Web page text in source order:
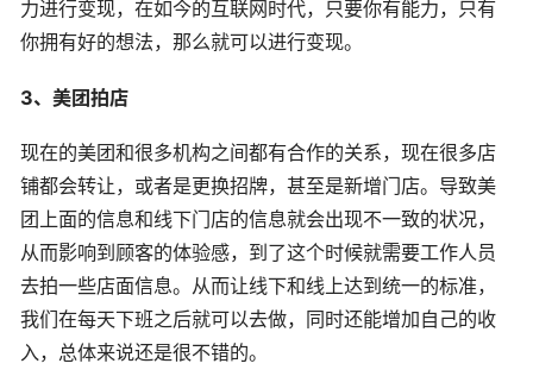
力进行变现，在如今的互联网时代，只要你有能力，只有
你拥有好的想法，那么就可以进行变现。
3、美团拍店
现在的美团和很多机构之间都有合作的关系，现在很多店
铺都会转让，或者是更换招牌，甚至是新增门店。导致美
团上面的信息和线下门店的信息就会出现不一致的状况，
从而影响到顾客的体验感，到了这个时候就需要工作人员
去拍一些店面信息。从而让线下和线上达到统一的标准，
我们在每天下班之后就可以去做，同时还能增加自己的收
入，总体来说还是很不错的。